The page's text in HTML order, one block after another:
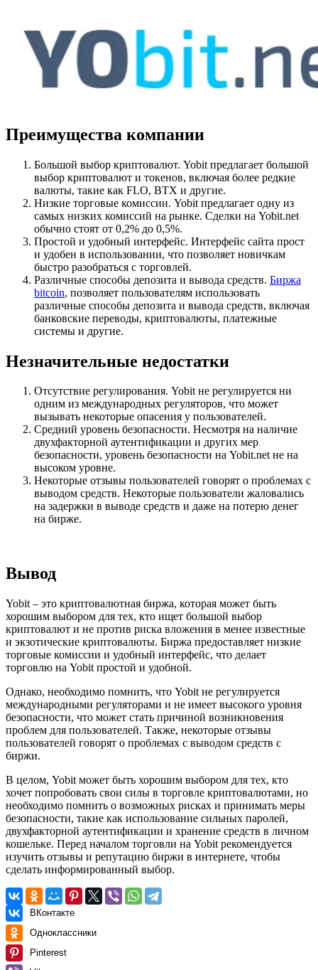
Преимущества компании
Большой выбор криптовалют. Yobit предлагает большой
выбор криптовалют и токенов, включая более редкие
валюты, такие как FLO, BTX и другие.
Низкие торговые комиссии. Yobit предлагает одну из
самых низких комиссий на рынке. Сделки на Yobit.net
обычно стоят от 0,2% до 0,5%.
Простой и удобный интерфейс. Интерфейс сайта прост
и удобен в использовании, что позволяет новичкам
быстро разобраться с торговлей.
Различные способы депозита и вывода средств. Биржа
bitcoin, позволяет пользователям использовать
различные способы депозита и вывода средств, включая
банковские переводы, криптовалюты, платежные
системы и другие.
Незначительные недостатки
Отсутствие регулирования. Yobit не регулируется ни
одним из международных регуляторов, что может
вызывать некоторые опасения у пользователей.
Средний уровень безопасности. Несмотря на наличие
двухфакторной аутентификации и других мер
безопасности, уровень безопасности на Yobit.net не на
высоком уровне.
Некоторые отзывы пользователей говорят о проблемах с
выводом средств. Некоторые пользователи жаловались
на задержки в выводе средств и даже на потерю денег
на бирже.
Вывод
Yobit – это криптовалютная биржа, которая может быть
хорошим выбором для тех, кто ищет большой выбор
криптовалют и не против риска вложения в менее известные
и экзотические криптовалюты. Биржа предоставляет низкие
торговые комиссии и удобный интерфейс, что делает
торговлю на Yobit простой и удобной.
Однако, необходимо помнить, что Yobit не регулируется
международными регуляторами и не имеет высокого уровня
безопасности, что может стать причиной возникновения
проблем для пользователей. Также, некоторые отзывы
пользователей говорят о проблемах с выводом средств с
биржи.
В целом, Yobit может быть хорошим выбором для тех, кто
хочет попробовать свои силы в торговле криптовалютами, но
необходимо помнить о возможных рисках и принимать меры
безопасности, такие как использование сильных паролей,
двухфакторной аутентификации и хранение средств в личном
кошельке. Перед началом торговли на Yobit рекомендуется
изучить отзывы и репутацию биржи в интернете, чтобы
сделать информированный выбор.
ВКонтакте
Одноклассники
Pinterest